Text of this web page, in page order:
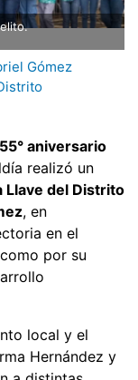
Gómez
55° aniversario
realizó un
Llave del Distrito
, en
en el
por su
local y el
Hernández y